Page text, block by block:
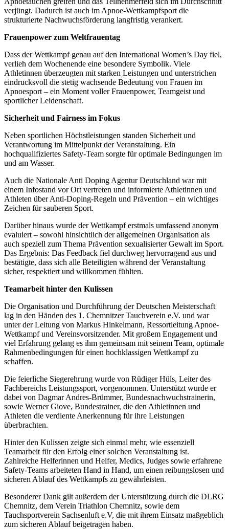
verjüngt. Dadurch ist auch im Apnoe-Wettkampfsport die
strukturierte Nachwuchsförderung langfristig verankert.
Frauenpower zum Weltfrauentag
Dass der Wettkampf genau auf den International Women’s Day fiel,
verlieh dem Wochenende eine besondere Symbolik. Viele
Athletinnen überzeugten mit starken Leistungen und unterstrichen
eindrucksvoll die stetig wachsende Bedeutung von Frauen im
Apnoesport – ein Moment voller Frauenpower, Teamgeist und
sportlicher Leidenschaft.
Sicherheit und Fairness im Fokus
Neben sportlichen Höchstleistungen standen Sicherheit und
Verantwortung im Mittelpunkt der Veranstaltung. Ein
hochqualifiziertes Safety-Team sorgte für optimale Bedingungen im
und am Wasser.
Auch die Nationale Anti Doping Agentur Deutschland war mit
einem Infostand vor Ort vertreten und informierte Athletinnen und
Athleten über Anti-Doping-Regeln und Prävention – ein wichtiges
Zeichen für sauberen Sport.
Darüber hinaus wurde der Wettkampf erstmals umfassend anonym
evaluiert – sowohl hinsichtlich der allgemeinen Organisation als
auch speziell zum Thema Prävention sexualisierter Gewalt im Sport.
Das Ergebnis: Das Feedback fiel durchweg hervorragend aus und
bestätigte, dass sich alle Beteiligten während der Veranstaltung
sicher, respektiert und willkommen fühlten.
Teamarbeit hinter den Kulissen
Die Organisation und Durchführung der Deutschen Meisterschaft
lag in den Händen des 1. Chemnitzer Tauchverein e.V. und war
unter der Leitung von Markus Hinkelmann, Ressortleitung Apnoe-
Wettkampf und Vereinsvorsitzender. Mit großem Engagement und
viel Erfahrung gelang es ihm gemeinsam mit seinem Team, optimale
Rahmenbedingungen für einen hochklassigen Wettkampf zu
schaffen.
Die feierliche Siegerehrung wurde von Rüdiger Hüls, Leiter des
Fachbereichs Leistungssport, vorgenommen. Unterstützt wurde er
dabei von Dagmar Andres-Brümmer, Bundesnachwuchstrainerin,
sowie Werner Giove, Bundestrainer, die den Athletinnen und
Athleten die verdiente Anerkennung für ihre Leistungen
überbrachten.
Hinter den Kulissen zeigte sich einmal mehr, wie essenziell
Teamarbeit für den Erfolg einer solchen Veranstaltung ist.
Zahlreiche Helferinnen und Helfer, Medics, Judges sowie erfahrene
Safety-Teams arbeiteten Hand in Hand, um einen reibungslosen und
sicheren Ablauf des Wettkampfs zu gewährleisten.
Besonderer Dank gilt außerdem der Unterstützung durch die DLRG
Chemnitz, dem Verein Triathlon Chemnitz, sowie dem
Tauchsportverein Sachsenluft e.V, die mit ihrem Einsatz maßgeblich
zum sicheren Ablauf beigetragen haben.